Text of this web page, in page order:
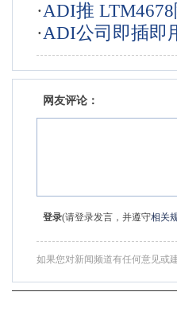
LTC3372
·ADI推
·ADI公司即插即
信设备设计人员
网友评论：
登录(请登录发言，并遵守相关
如果您对新闻频道有任何意见或